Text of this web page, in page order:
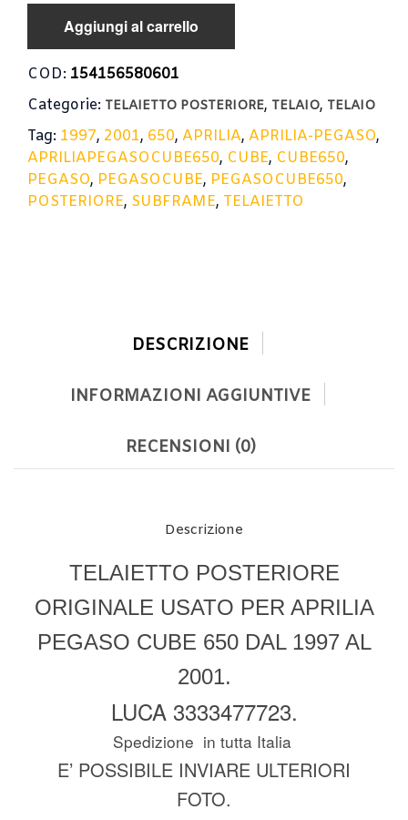
PEGASO
650
1997-
/
quantità
Aggiungi al carrello
COD: 154156580601
Categorie: TELAIETTO POSTERIORE, TELAIO, TELAIO
Tag: 1997, 2001, 650, APRILIA, APRILIA-PEGASO,
APRILIAPEGASOCUBE650, CUBE, CUBE650,
PEGASO, PEGASOCUBE, PEGASOCUBE650,
POSTERIORE, SUBFRAME, TELAIETTO
DESCRIZIONE
INFORMAZIONI AGGIUNTIVE
RECENSIONI (0)
Descrizione
TELAIETTO POSTERIORE
ORIGINALE USATO PER APRILIA
PEGASO CUBE 650 DAL 1997 AL
2001.
LUCA 3333477723.
Spedizione in tutta Italia
E’ POSSIBILE INVIARE ULTERIORI
FOTO.